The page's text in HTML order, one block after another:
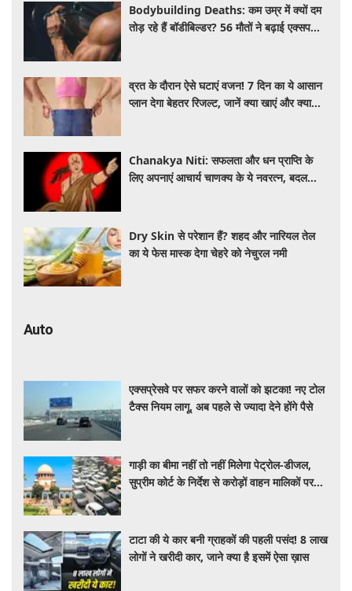
Bodybuilding Deaths: कम उम्र में क्यों दम
तोड़ रहे हैं बॉडीबिल्डर? 56 मौतों ने बढ़ाई एक्सपर्ट्स
व्रत के दौरान ऐसे घटाएं वजन! 7 दिन का ये आसान
प्लान देगा बेहतर रिजल्ट, जानें क्या खाएं और क्या
Chanakya Niti: सफलता और धन प्राप्ति के
लिए अपनाएं आचार्य चाणक्य के ये नवरत्न, बदल
Dry Skin से परेशान हैं? शहद और नारियल तेल
का ये फेस मास्क देगा चेहरे को नेचुरल नमी
Auto
एक्सप्रेसवे पर सफर करने वालों को झटका! नए टोल
टैक्स नियम लागू, अब पहले से ज्यादा देने होंगे पैसे
गाड़ी का बीमा नहीं तो नहीं मिलेगा पेट्रोल-डीजल,
सुप्रीम कोर्ट के निर्देश से करोड़ों वाहन मालिकों पर
टाटा की ये कार बनी ग्राहकों की पहली पसंद! 8 लाख
लोगों ने खरीदी कार, जाने क्या है इसमें ऐसा ख़ास